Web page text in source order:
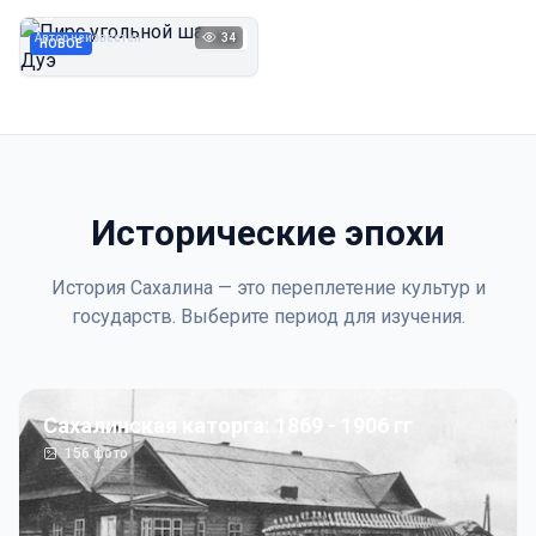
НОВОЕ 1923
Автор неизвестен 34
Исторические эпохи
История Сахалина — это переплетение культур и
государств. Выберите период для изучения.
Сахалинская каторга: 1869 - 1906 гг
156фото